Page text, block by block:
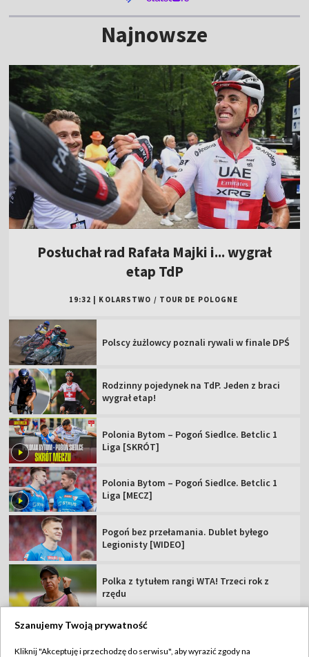
Najnowsze
Posłuchał rad Rafała Majki i... wygrał
etap TdP
19:32 KOLARSTWO / TOUR DE POLOGNE
Polscy żużlowcy poznali rywali w finale DPŚ
Rodzinny pojedynek na TdP. Jeden z braci
wygrał etap!
Polonia Bytom – Pogoń Siedlce. Betclic 1
Liga [SKRÓT]
Polonia Bytom – Pogoń Siedlce. Betclic 1
Liga [MECZ]
Pogoń bez przełamania. Dublet byłego
Legionisty [WIDEO]
Polka z tytułem rangi WTA! Trzeci rok z
rzędu
Szanujemy Twoją prywatność
Kliknij "Akceptuję i przechodzę do serwisu", aby wyrazić zgody na